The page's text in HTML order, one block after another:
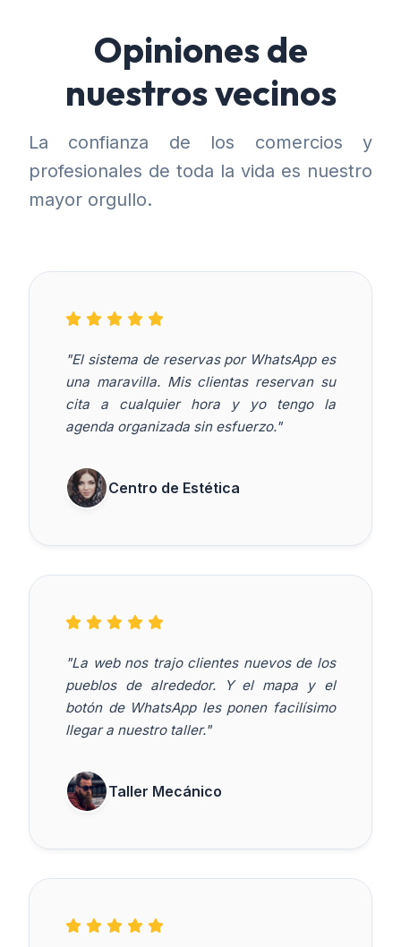
Opiniones de
nuestros vecinos
La confianza de los comercios y
profesionales de toda la vida es nuestro
mayor orgullo.
"El sistema de reservas por WhatsApp es
una maravilla. Mis clientas reservan su
cita a cualquier hora y yo tengo la
agenda organizada sin esfuerzo."
Centro de Estética
"La web nos trajo clientes nuevos de los
pueblos de alrededor. Y el mapa y el
botón de WhatsApp les ponen facilísimo
llegar a nuestro taller."
Taller Mecánico